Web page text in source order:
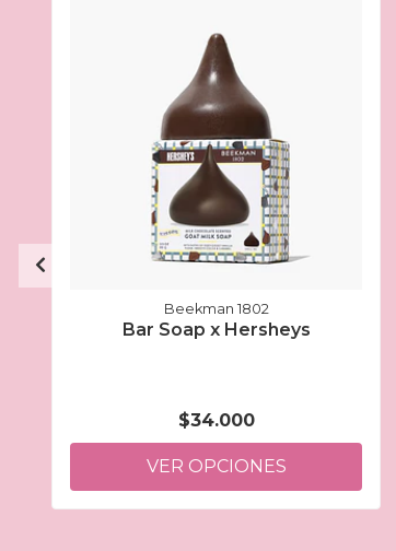
Beekman 1802
Bar Soap x Hersheys
$34.000
VER OPCIONES